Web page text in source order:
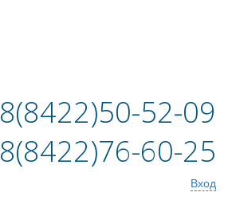
8(8422)50-52-09
8(8422)76-60-25
Вход